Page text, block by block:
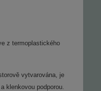
z termoplastického
vytvarována, je
klenkovou podporou.